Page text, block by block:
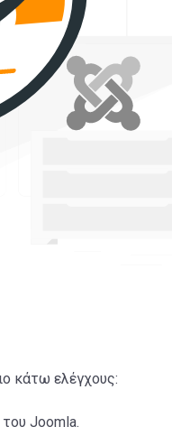
κάτω ελέγχους:
Joomla.